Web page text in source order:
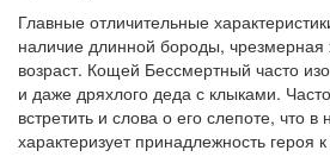
Главные отличительные
наличие длинной бороды,
возраст. Кощей Бессмертный часто
и даже дряхлого деда с клыками.
встретить и слова о его слепоте, что
характеризует принадлежность героя